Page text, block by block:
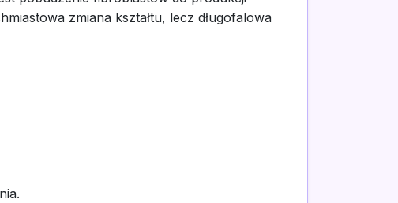
zmiana kształtu, lecz długofalowa